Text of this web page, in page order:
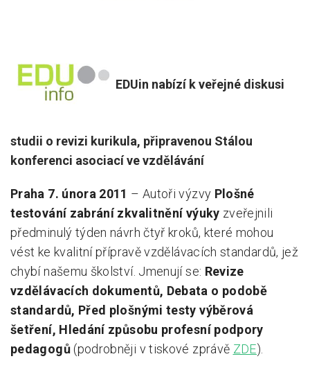
Partneři a dárci
EDUin nabízí k veřejné diskusi
studii o revizi kurikula, připravenou Stálou
konferenci asociací ve vzdělávání
Praha 7. února 2011 – Autoři výzvy Plošné
testování zabrání zkvalitnění výuky zveřejnili
předminulý týden návrh čtyř kroků, které mohou
vést ke kvalitní přípravě vzdělávacích standardů, jež
chybí našemu školství. Jmenují se: Revize
vzdělávacích dokumentů, Debata o podobě
standardů, Před plošnými testy výběrová
šetření, Hledání způsobu profesní podpory
pedagogů(podrobněji v tiskové zprávě ZDE).